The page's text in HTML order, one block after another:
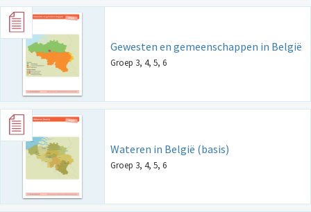
Gewesten en gemeenschappen in België
Groep 3, 4, 5, 6
Wateren in België (basis)
Groep 3, 4, 5, 6